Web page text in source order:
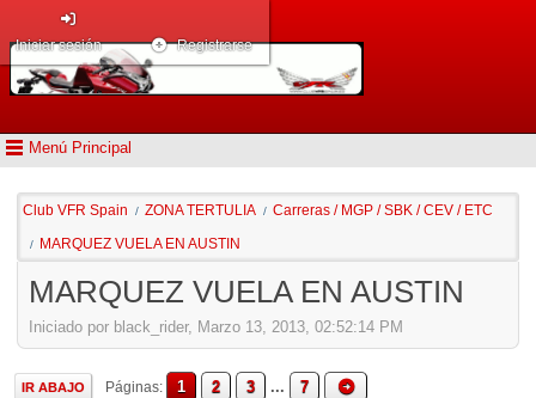
Menú Principal
Iniciar sesión Registrarse
Club VFR Spain / ZONA TERTULIA / Carreras / MGP / SBK / CEV / ETC
/ MARQUEZ VUELA EN AUSTIN
MARQUEZ VUELA EN AUSTIN
Iniciado por black_rider, Marzo 13, 2013, 02:52:14 PM
IR ABAJO Páginas 1 2 3 ... 7